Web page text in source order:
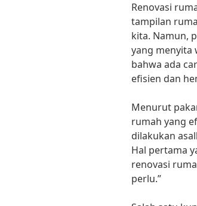
Renovasi
tampilan
kita. Namun,
yang menyita
bahwa ada
efisien dan
Menurut
rumah yang
dilakukan
Hal pertama
renovasi
perlu.”